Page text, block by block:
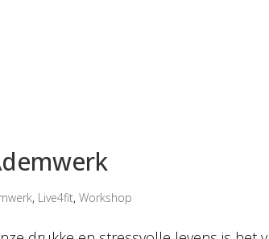
, Live4fit,Workshop